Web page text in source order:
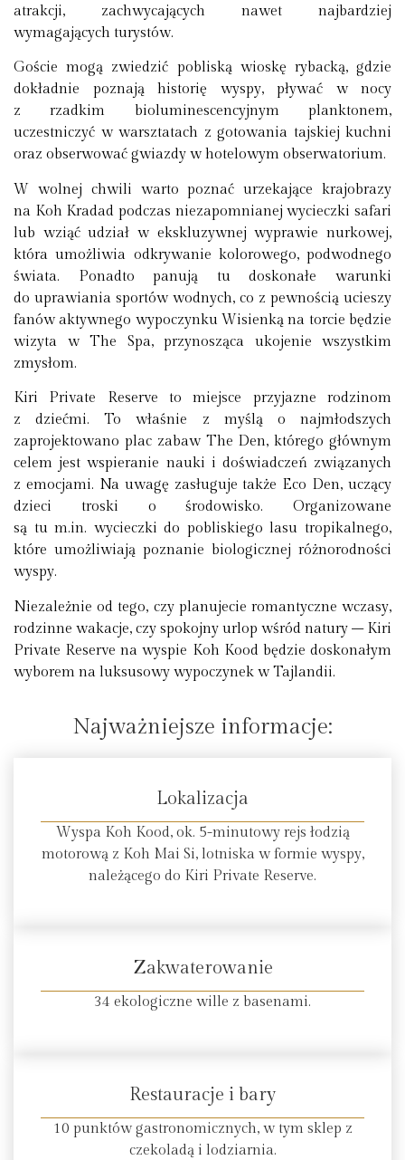
atrakcji, zachwycających nawet najbardziej
wymagających turystów.
Goście mogą zwiedzić pobliską wioskę rybacką, gdzie
dokładnie poznają historię wyspy, pływać w nocy
z rzadkim bioluminescencyjnym planktonem,
uczestniczyć w warsztatach z gotowania tajskiej kuchni
oraz obserwować gwiazdy w hotelowym obserwatorium.
W wolnej chwili warto poznać urzekające krajobrazy
na Koh Kradad podczas niezapomnianej wycieczki safari
lub wziąć udział w ekskluzywnej wyprawie nurkowej,
która umożliwia odkrywanie kolorowego, podwodnego
świata. Ponadto panują tu doskonałe warunki
do uprawiania sportów wodnych, co z pewnością ucieszy
fanów aktywnego wypoczynku Wisienką na torcie będzie
wizyta w The Spa, przynosząca ukojenie wszystkim
zmysłom.
Kiri Private Reserve to miejsce przyjazne rodzinom
z dziećmi. To właśnie z myślą o najmłodszych
zaprojektowano plac zabaw The Den, którego głównym
celem jest wspieranie nauki i doświadczeń związanych
z emocjami. Na uwagę zasługuje także Eco Den, uczący
dzieci troski o środowisko. Organizowane
są tu m.in. wycieczki do pobliskiego lasu tropikalnego,
które umożliwiają poznanie biologicznej różnorodności
wyspy.
Niezależnie od tego, czy planujecie romantyczne wczasy,
rodzinne wakacje, czy spokojny urlop wśród natury – Kiri
Private Reserve na wyspie Koh Kood będzie doskonałym
wyborem na luksusowy wypoczynek w Tajlandii.
Najważniejsze informacje:
Lokalizacja
Wyspa Koh Kood, ok. 5-minutowy rejs łodzią
motorową z Koh Mai Si, lotniska w formie wyspy,
należącego do Kiri Private Reserve.
Zakwaterowanie
34 ekologiczne wille z basenami.
Restauracje i bary
10 punktów gastronomicznych, w tym sklep z
czekoladą i lodziarnia.